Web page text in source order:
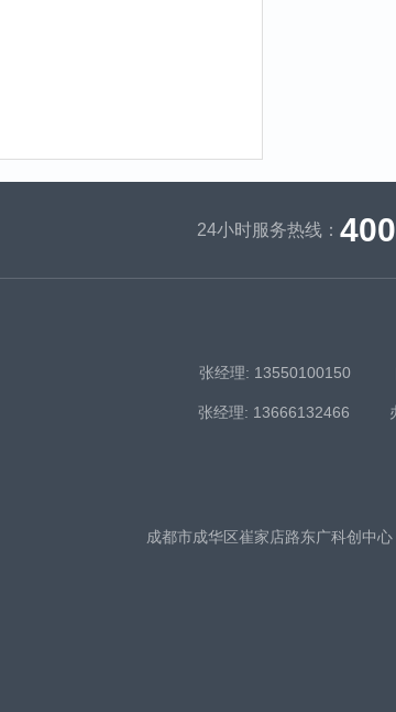
24小时服务热线：
张经理: 13550100150
张经理: 13666132466 办
成都市成华区崔家店路东广科创中心